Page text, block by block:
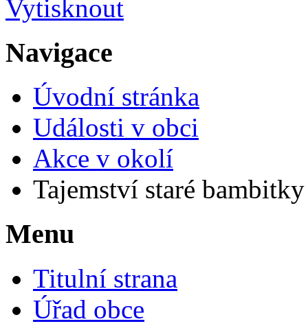
Navigace
Úvodní stránka
Události v obci
Akce v okolí
Tajemství staré
Menu
Titulní strana
Úřad obce